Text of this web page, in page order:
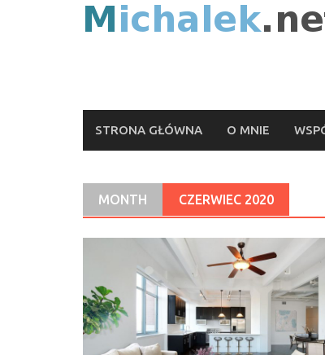
STRONA GŁÓWNA O MNIE
MONTH CZERWIEC 2020